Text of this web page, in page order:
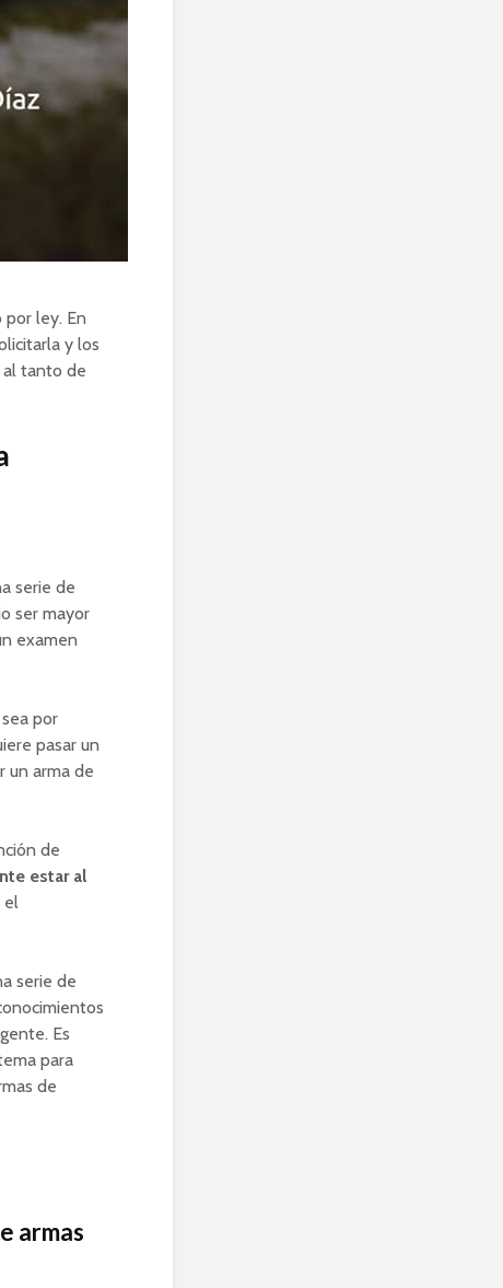
por ley. En
y los
al tanto de
serie de
ser mayor
examen
por
pasar un
un arma de
de
estar al
el
serie de
Es
para
de
armas